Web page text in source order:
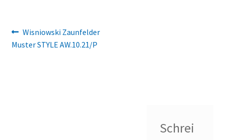
Beitragsnavigation
Vorheriger
Beitrag:
Wisniowski Zaunfelder
Muster STYLE AW.10.21/P
Schrei